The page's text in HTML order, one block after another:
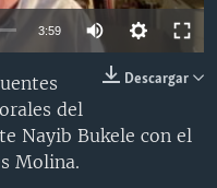
3:59
Descargar
del
Nayib Bukele con el
Molina.